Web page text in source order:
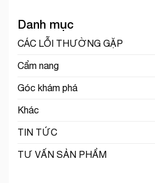
Danh mục
CÁC LỖI THƯỜNG GẶP
Cẩm nang
Góc khám phá
Khác
TIN TỨC
TƯ VẤN SẢN PHẨM